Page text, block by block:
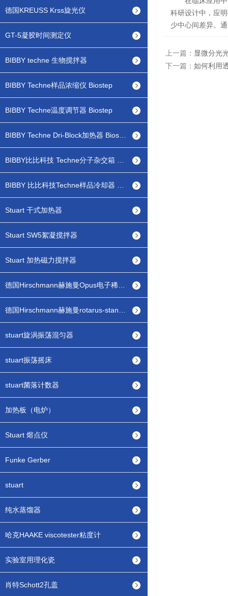
德国KREUSS Krss旋光仪
GT-5凝胶时间测定仪
BIBBY techne 生物搅拌器
BIBBY Techne样品浓缩仪 Biostep
BIBBY Techne温度调节器 Biostep
Stuart 干式加热器
Stuart SW5絮凝搅拌器
Stuart 加热磁力搅拌器
stuart旋涡振荡混匀器
stuart振荡摇床
stuart菌落计数器
加热板（电炉）
Stuart 熔点仪
Funke Gerber
stuart
纯水蒸馏器
哈克HAAKE viscotester粘度计
实验室用理化瓷
肖特Schott2孔盖
科研设计中，应
少中心间差异。
上一篇： 显微分光
下一篇： 如何利用